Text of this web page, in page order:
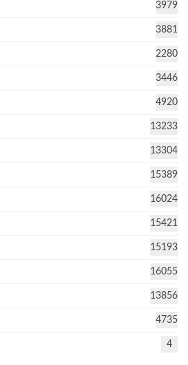
3979
3881
2280
3446
4920
13233
13304
15389
16024
15421
15193
16055
13856
4735
4